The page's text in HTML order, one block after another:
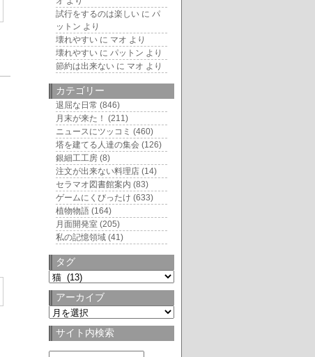
試行をするのは楽しい に パ
ットン より
壊れやすい に マオ より
壊れやすい に パットン より
節約は出来ない に マオ より
カテゴリー
退屈な日常 (846)
月末が来た！ (211)
ニュースにツッコミ (460)
塔を建てる人達の集会 (126)
銀細工工房 (8)
注文が出来ない料理店 (14)
セラマオ図書館案内 (83)
ゲームにくびったけ (633)
植物物語 (164)
月面開発室 (205)
私の記憶領域 (41)
タグ
タ
アーカイブ
ア
カサイト内検索